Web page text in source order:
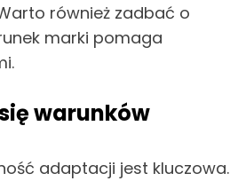
również zadbać o
marki pomaga
warunków
adaptacji jest kluczowa.